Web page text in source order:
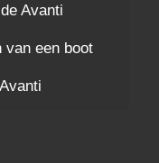
Avanti
van een boot